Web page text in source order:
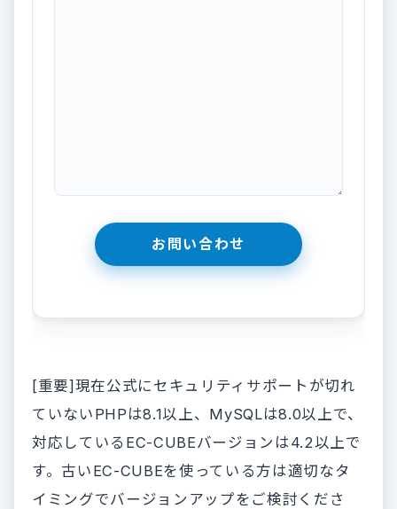
[重要]現在公式にセキュリティサポートが切れ
ていないPHPは8.1以上、MySQLは8.0以上で、
対応しているEC-CUBEバージョンは4.2以上で
す。古いEC-CUBEを使っている方は適切なタ
イミングでバージョンアップをご検討くださ